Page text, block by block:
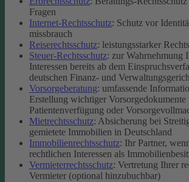
Fragen
Internet-Rechtsschutz: Schutz vor
missbrauch
Reiserechtsschutz: leistungsstarker
Steuer-Rechtsschutz: zur Wahrnehmung
Interessen bereits ab dem
deutschen Finanz- und
Vorsorgeberatung: umfassende
Erstellung wichtiger Vorsorgedokumente
Patientenverfügung oder
Mietrechtsschutz: Absicherung bei
gemietete Immobilien in Deutschland
Immobilienrechtsschutz: Ihr Partner,
rechtlichen Interessen als
Vermieterrechtsschutz: Vertretung Ihrer
Vermieter (optional hinzubuchbar)